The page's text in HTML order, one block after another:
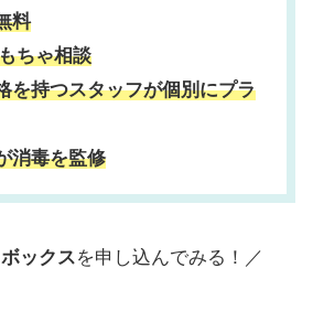
料
ちゃ相談
を持つスタッフが個別にプラ
消毒を監修
ボックスを申し込んでみる！／